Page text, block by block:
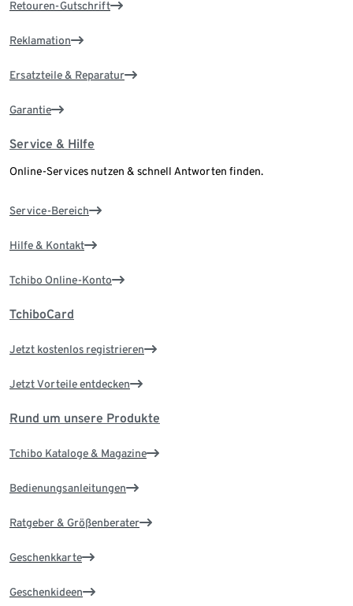
Retouren-Gutschrift
Reklamation
Ersatzteile & Reparatur
Garantie
Service & Hilfe
Online-Services nutzen & schnell Antworten finden.
Service-Bereich
Hilfe & Kontakt
Tchibo Online-Konto
TchiboCard
Jetzt kostenlos registrieren
Jetzt Vorteile entdecken
Rund um unsere Produkte
Tchibo Kataloge & Magazine
Bedienungsanleitungen
Ratgeber & Größenberater
Geschenkkarte
Geschenkideen